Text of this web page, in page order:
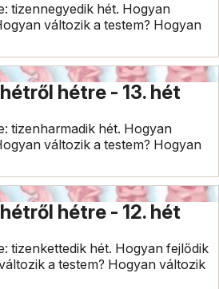
tizennegyedik hét. Hogyan
változik a testem? Hogyan
hétre - 13. hét
tizenharmadik hét. Hogyan
változik a testem? Hogyan
hétre - 12. hét
tizenkettedik hét. Hogyan fejlődik
a testem? Hogyan változik